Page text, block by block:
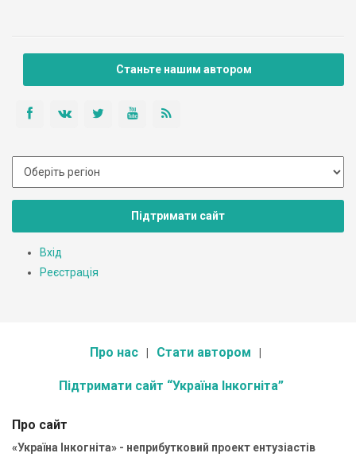
Станьте нашим автором
Підтримати сайт
Вхід
Реєстрація
Про нас Стати автором
Підтримати сайт “Україна Інкогніта”
Про сайт
«Україна Інкогніта» - неприбутковий проект ентузіастів